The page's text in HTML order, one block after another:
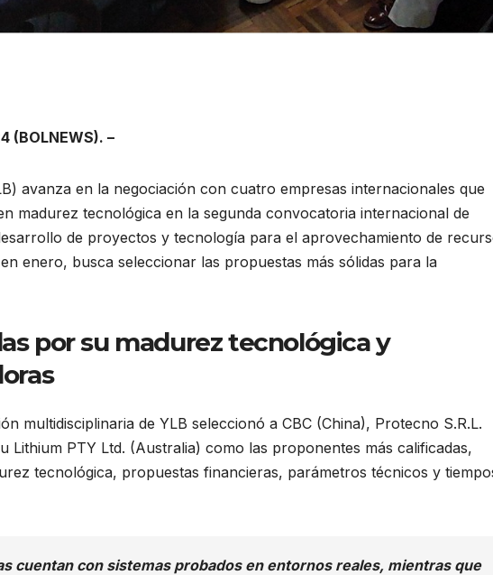
(BOLNEWS). –
avanza en la negociación con cuatro empresas internacionales que
madurez tecnológica en la segunda convocatoria internacional de
de proyectos y tecnología para el aprovechamiento de
enero, busca seleccionar las propuestas más sólidas para la
por su madurez tecnológica y
multidisciplinaria de YLB seleccionó a CBC (China), Protecno S.R.L.
Lithium PTY Ltd. (Australia) como las proponentes más calificadas,
tecnológica, propuestas financieras, parámetros técnicos y
cuentan con sistemas probados en entornos reales, mientras que